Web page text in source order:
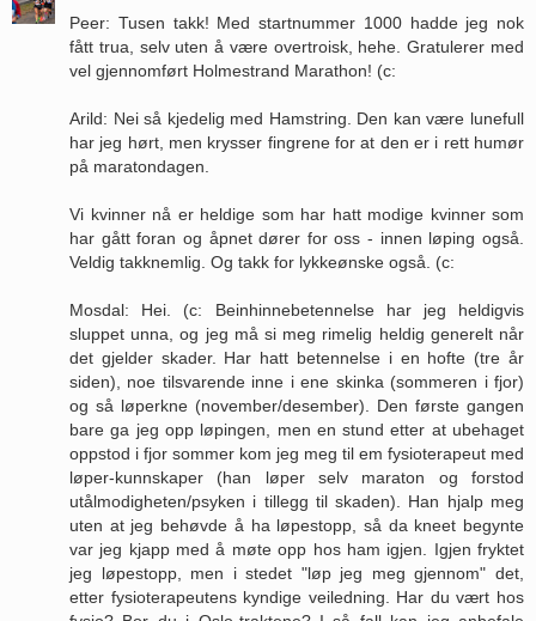
Peer: Tusen takk! Med startnummer 1000 hadde jeg nok
fått trua, selv uten å være overtroisk, hehe. Gratulerer med
vel gjennomført Holmestrand Marathon! (c:
Arild: Nei så kjedelig med Hamstring. Den kan være lunefull
har jeg hørt, men krysser fingrene for at den er i rett humør
på maratondagen.
Vi kvinner nå er heldige som har hatt modige kvinner som
har gått foran og åpnet dører for oss - innen løping også.
Veldig takknemlig. Og takk for lykkeønske også. (c:
Mosdal: Hei. (c: Beinhinnebetennelse har jeg heldigvis
sluppet unna, og jeg må si meg rimelig heldig generelt når
det gjelder skader. Har hatt betennelse i en hofte (tre år
siden), noe tilsvarende inne i ene skinka (sommeren i fjor)
og så løperkne (november/desember). Den første gangen
bare ga jeg opp løpingen, men en stund etter at ubehaget
oppstod i fjor sommer kom jeg meg til em fysioterapeut med
løper-kunnskaper (han løper selv maraton og forstod
utålmodigheten/psyken i tillegg til skaden). Han hjalp meg
uten at jeg behøvde å ha løpestopp, så da kneet begynte
var jeg kjapp med å møte opp hos ham igjen. Igjen fryktet
jeg løpestopp, men i stedet "løp jeg meg gjennom" det,
etter fysioterapeutens kyndige veiledning. Har du vært hos